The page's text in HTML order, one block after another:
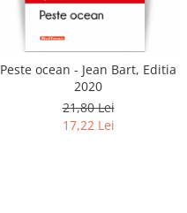
Peste ocean - Jean Bart, Editia
2020
21,80 Lei
17,22 Lei